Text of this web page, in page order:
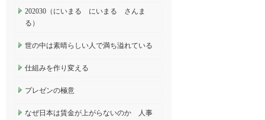
202030（にいまる にいまる さんま
る）
世の中は素晴らしい人で満ち溢れている
仕組みを作り変える
プレゼンの極意
なぜ日本は賃金が上がらないのか 人事